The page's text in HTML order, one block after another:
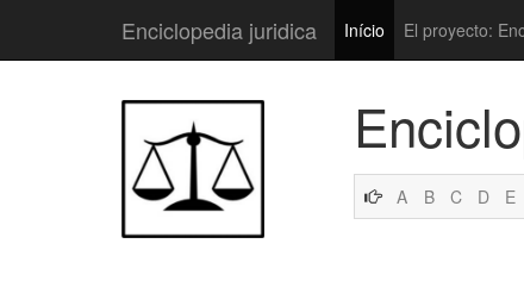
Enciclopedia juridica Início El proyecto:
A B C D E